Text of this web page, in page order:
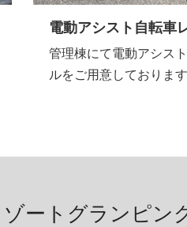
電動アシスト自転車
管理棟にて電動アシス
ルをご用意しておりま
ゾートグランピン